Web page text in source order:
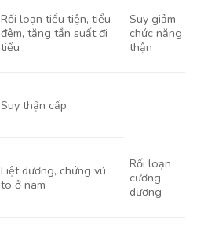
Rối loạn tiểu tiện, tiểu
đêm, tăng tần suất đi
tiểu
Suy giảm
chức năng
thận
Suy thận cấp
Liệt dương, chứng vú
to ở nam
Rối loạn
cương
dương